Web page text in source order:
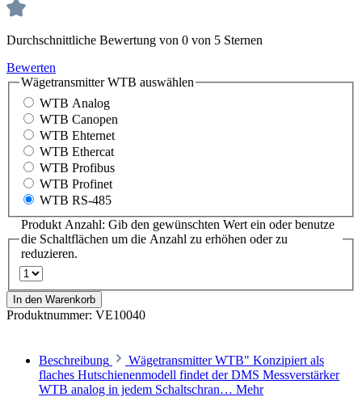
Durchschnittliche Bewertung von 0 von 5 Sternen
Bewerten
Wägetransmitter WTB auswählen
WTB Analog
WTB Canopen
WTB Ehternet
WTB Ethercat
WTB Profibus
WTB Profinet
WTB RS-485
Produkt Anzahl: Gib den gewünschten Wert ein oder benutze
die Schaltflächen um die Anzahl zu erhöhen oder zu
reduzieren.
In den Warenkorb
Produktnummer: VE10040
Beschreibung
Wägetransmitter WTB" Konzipiert als
flaches Hutschienenmodell findet der DMS Messverstärker
WTB analog in jedem Schaltschran… Mehr